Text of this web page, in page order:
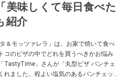
美味しくて毎日食べた
紹介
＆モッツァレラ」は、お家で焼いて食べ
コのピザの中でどれを買うべきかお悩み
TastyTime」さんが「丸型ピザ パンチェ
れました。程よい塩気のあるパンチェッ